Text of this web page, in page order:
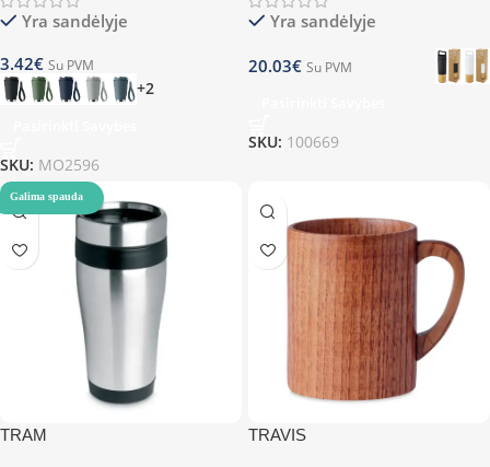
Yra sandėlyje
3.42€ Su PVM
+2
SKU: MO2596
Yra sandėlyje
20.03€ Su PVM
SKU: 100669
Galima spauda
TRAM TRAVIS